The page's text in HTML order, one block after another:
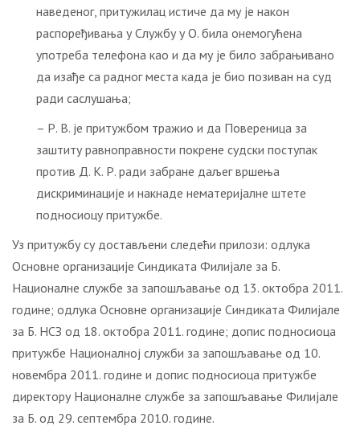
наведеног, притужилац истиче да му је након
распоређивања у Службу у О. била онемогућена
употреба телефона као и да му је било забрањивано
да изађе са радног места када је био позиван на суд
ради саслушања;
– Р. В. је притужбом тражио и да Повереница за
заштиту равноправности покрене судски поступак
против Д. К. Р. ради забране даљег вршења
дискриминације и накнаде нематеријалне штете
подносиоцу притужбе.
Уз притужбу су достављени следећи прилози: одлука
Основне организације Синдиката Филијале за Б.
Националне службе за запошљавање од 13. октобра 2011.
године; одлука Основне организације Синдиката Филијале
за Б. НСЗ од 18. октобра 2011. године; допис подносиоца
притужбе Националној служби за запошљавање од 10.
новембра 2011. године и допис подносиоца притужбе
директору Националне службе за запошљавање Филијале
за Б. од 29. септембра 2010. године.